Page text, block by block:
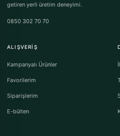
getiren yerli üretim deneyimi.
0850 302 70 70
ALIŞVERIŞ
Kampanyalı Ürünler
Favorilerim
Siparişlerim
E-bülten